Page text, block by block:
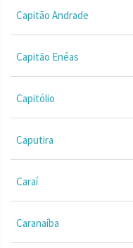
Capitão Andrade
Capitão Enéas
Capitólio
Caputira
Caraí
Caranaíba